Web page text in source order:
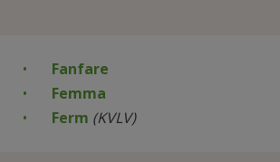
Fanfare
Femma
Ferm (KVLV)